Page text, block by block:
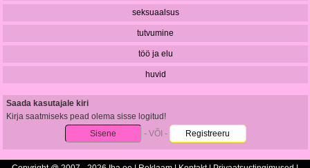
seksuaalsus
tutvumine
töö ja elu
huvid
Saada kasutajale kiri
Kirja saatmiseks pead olema sisse logitud!
Sisene
- VÕI - Registreeru